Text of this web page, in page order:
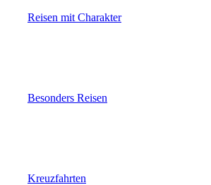
Reisen mit Charakter
Besonders Reisen
Kreuzfahrten